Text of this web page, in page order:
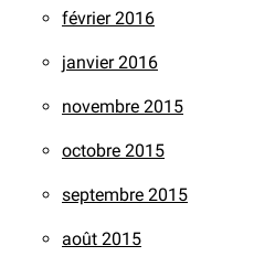
février 2016
janvier 2016
novembre 2015
octobre 2015
septembre 2015
août 2015